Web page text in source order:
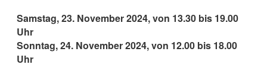
Samstag, 23. November 2024, von 13.30 bis 19.00
Uhr
Sonntag, 24. November 2024, von 12.00 bis 18.00
Uhr